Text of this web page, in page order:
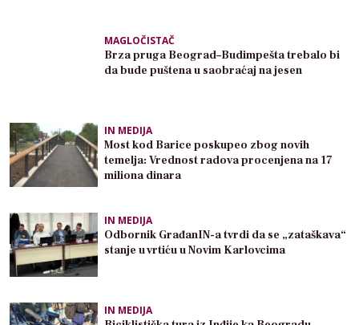
MAGLOČISTAČ
Brza pruga Beograd–Budimpešta trebalo bi
da bude puštena u saobraćaj na jesen
IN MEDIJA
Most kod Barice poskupeo zbog novih
temelja: Vrednost radova procenjena na 17
miliona dinara
IN MEDIJA
Odbornik GrađanIN-a tvrdi da se „zataškava“
stanje u vrtiću u Novim Karlovcima
IN MEDIJA